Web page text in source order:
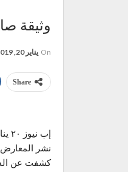
وثيقة
On يناير 20, 2019
Share
إب نيوز ٢٠ يناير/ وكالات
نشر
كشفت عن